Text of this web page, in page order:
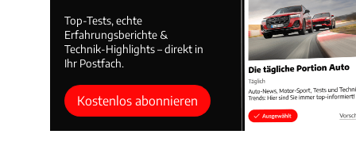
Top-Tests, echte
Erfahrungsberichte &
Technik-Highlights – direkt in
Ihr Postfach.
Kostenlos abonnieren